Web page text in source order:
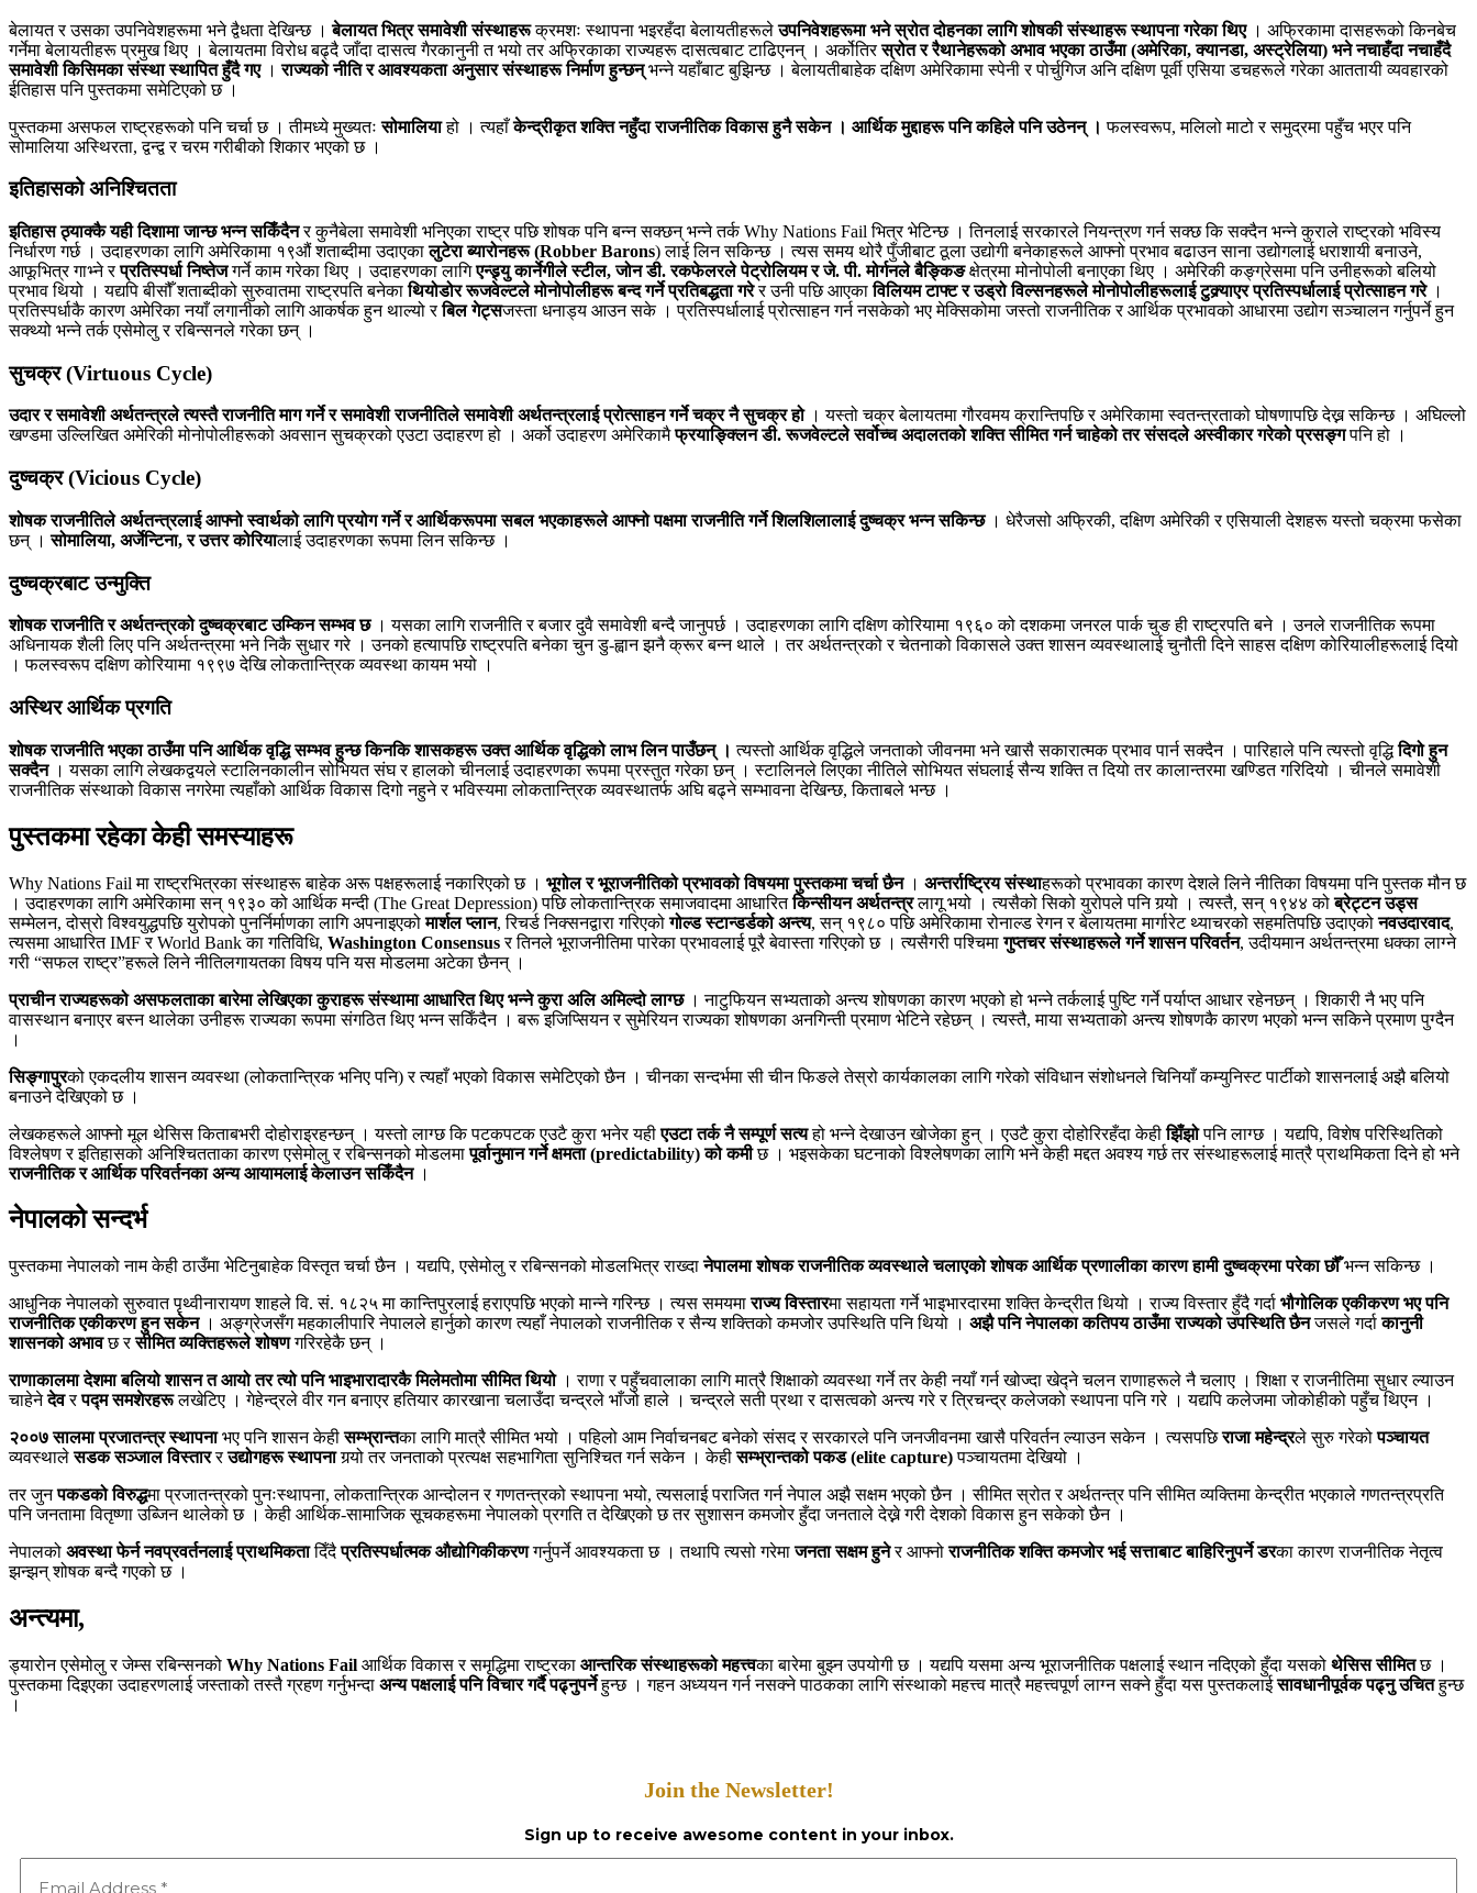
बेलायत र उसका उपनिवेशहरूमा भने द्वैधता देखिन्छ ।बेलायत भित्र समावेशी संस्थाहरूक्रमशः स्थापना भइरहँदा बेलायतीहरूलेउपनिवेशहरूमा भने स्रोत दोहनका लागि शोषकी संस्थाहरू स्थापना गरेका थिए। अफ्रिकामा दासहरूको किनबेच
गर्नेमा बेलायतीहरू प्रमुख थिए । बेलायतमा विरोध बढ्दै जाँदा दासत्व गैरकानुनी त भयो तर अफ्रिकाका राज्यहरू दासत्वबाट टाढिएनन् । अर्कोतिरस्रोत र रैथानेहरूको अभाव भएका ठाउँमा (अमेरिका, क्यानडा, अस्ट्रेलिया) भने नचाहँदा नचाहँदै
समावेशी किसिमका संस्था स्थापित हुँदै गए।राज्यको नीति र आवश्यकता अनुसार संस्थाहरू निर्माण हुन्छन्भन्ने यहाँबाट बुझिन्छ । बेलायतीबाहेक दक्षिण अमेरिकामा स्पेनी र पोर्चुगिज अनि दक्षिण पूर्वी एसिया डचहरूले गरेका आततायी व्यवहारको
ईतिहास पनि पुस्तकमा समेटिएको छ ।
पुस्तकमा असफल राष्ट्रहरूको पनि चर्चा छ । तीमध्ये मुख्यतःसोमालियाहो । त्यहाँकेन्द्रीकृत शक्ति नहुँदा राजनीतिक विकास हुनै सकेन । आर्थिक मुद्दाहरू पनि कहिले पनि उठेनन् । फलस्वरूप, मलिलो माटो र समुद्रमा पहुँच भएर पनि
सोमालिया अस्थिरता, द्वन्द्व र चरम गरीबीको शिकार भएको छ ।
इतिहासको अनिश्चितता
इतिहास ठ्याक्कै यही दिशामा जान्छ भन्न सकिँदैनर कुनैबेला समावेशी भनिएका राष्ट्र पछि शोषक पनि बन्न सक्छन् भन्ने तर्क Why Nations Fail भित्र भेटिन्छ । तिनलाई सरकारले नियन्त्रण गर्न सक्छ कि सक्दैन भन्ने कुराले राष्ट्रको भविस्य
निर्धारण गर्छ । उदाहरणका लागि अमेरिकामा १९औं शताब्दीमा उदाएकालुटेरा ब्यारोनहरू (Robber Barons) लाई लिन सकिन्छ । त्यस समय थोरै पुँजीबाट ठूला उद्योगी बनेकाहरूले आफ्नो प्रभाव बढाउन साना उद्योगलाई धराशायी बनाउने,
आफूभित्र गाभ्ने रप्रतिस्पर्धा निष्तेजगर्ने काम गरेका थिए । उदाहरणका लागिएन्ड्र्यु कार्नेगीले स्टील, जोन डी. रकफेलरले पेट्रोलियम र जे. पी. मोर्गनले बैङ्किङक्षेत्रमा मोनोपोली बनाएका थिए । अमेरिकी कङ्ग्रेसमा पनि उनीहरूको बलियो
प्रभाव थियो । यद्यपि बीसौँ शताब्दीको सुरुवातमा राष्ट्रपति बनेकाथियोडोर रूजवेल्टले मोनोपोलीहरू बन्द गर्ने प्रतिबद्धता गरेर उनी पछि आएकाविलियम टाफ्ट र उड्रो विल्सनहरूले मोनोपोलीहरूलाई टुक्र्याएर प्रतिस्पर्धालाई प्रोत्साहन गरे।
प्रतिस्पर्धाकै कारण अमेरिका नयाँ लगानीको लागि आकर्षक हुन थाल्यो रबिल गेट्सजस्ता धनाड्य आउन सके । प्रतिस्पर्धालाई प्रोत्साहन गर्न नसकेको भए मेक्सिकोमा जस्तो राजनीतिक र आर्थिक प्रभावको आधारमा उद्योग सञ्चालन गर्नुपर्ने हुन
सक्थ्यो भन्ने तर्क एसेमोलु र रबिन्सनले गरेका छन् ।
सुचक्र (Virtuous Cycle)
उदार र समावेशी अर्थतन्त्रले त्यस्तै राजनीति माग गर्ने र समावेशी राजनीतिले समावेशी अर्थतन्त्रलाई प्रोत्साहन गर्ने चक्र नै सुचक्र हो। यस्तो चक्र बेलायतमा गौरवमय क्रान्तिपछि र अमेरिकामा स्वतन्त्रताको घोषणापछि देख्न सकिन्छ । अघिल्लो
खण्डमा उल्लिखित अमेरिकी मोनोपोलीहरूको अवसान सुचक्रको एउटा उदाहरण हो । अर्को उदाहरण अमेरिकामैफ्रयाङ्क्लिन डी. रूजवेल्टले सर्वोच्च अदालतको शक्ति सीमित गर्न चाहेको तर संसदले अस्वीकार गरेको प्रसङ्गपनि हो ।
दुष्चक्र (Vicious Cycle)
शोषक राजनीतिले अर्थतन्त्रलाई आफ्नो स्वार्थको लागि प्रयोग गर्ने र आर्थिकरूपमा सबल भएकाहरूले आफ्नो पक्षमा राजनीति गर्ने शिलशिलालाई दुष्चक्र भन्न सकिन्छ। धेरैजसो अफ्रिकी, दक्षिण अमेरिकी र एसियाली देशहरू यस्तो चक्रमा फसेका
छन् ।सोमालिया, अर्जेन्टिना, र उत्तर कोरियालाई उदाहरणका रूपमा लिन सकिन्छ ।
दुष्चक्रबाट उन्मुक्ति
शोषक राजनीति र अर्थतन्त्रको दुष्चक्रबाट उम्किन सम्भव छ। यसका लागि राजनीति र बजार दुवै समावेशी बन्दै जानुपर्छ । उदाहरणका लागि दक्षिण कोरियामा १९६० को दशकमा जनरल पार्क चुङ ही राष्ट्रपति बने । उनले राजनीतिक रूपमा
अधिनायक शैली लिए पनि अर्थतन्त्रमा भने निकै सुधार गरे । उनको हत्यापछि राष्ट्रपति बनेका चुन डु-ह्वान झनै क्रूर बन्न थाले । तर अर्थतन्त्रको र चेतनाको विकासले उक्त शासन व्यवस्थालाई चुनौती दिने साहस दक्षिण कोरियालीहरूलाई दियो
। फलस्वरूप दक्षिण कोरियामा १९९७ देखि लोकतान्त्रिक व्यवस्था कायम भयो ।
अस्थिर आर्थिक प्रगति
शोषक राजनीति भएका ठाउँमा पनि आर्थिक वृद्धि सम्भव हुन्छ किनकि शासकहरू उक्त आर्थिक वृद्धिको लाभ लिन पाउँछन् । त्यस्तो आर्थिक वृद्धिले जनताको जीवनमा भने खासै सकारात्मक प्रभाव पार्न सक्दैन । पारिहाले पनि त्यस्तो वृद्धिदिगो हुन
सक्दैन। यसका लागि लेखकद्वयले स्टालिनकालीन सोभियत संघ र हालको चीनलाई उदाहरणका रूपमा प्रस्तुत गरेका छन् । स्टालिनले लिएका नीतिले सोभियत संघलाई सैन्य शक्ति त दियो तर कालान्तरमा खण्डित गरिदियो । चीनले समावेशी
राजनीतिक संस्थाको विकास नगरेमा त्यहाँको आर्थिक विकास दिगो नहुने र भविस्यमा लोकतान्त्रिक व्यवस्थातर्फ अघि बढ्ने सम्भावना देखिन्छ, किताबले भन्छ ।
पुस्तकमा रहेका केही समस्याहरू
Why Nations Fail मा राष्ट्रभित्रका संस्थाहरू बाहेक अरू पक्षहरूलाई नकारिएको छ । भूगोल र भूराजनीतिको प्रभावको विषयमा पुस्तकमा चर्चा छैन। अन्तर्राष्ट्रिय संस्थाहरूको प्रभावका कारण देशले लिने नीतिका विषयमा पनि पुस्तक मौन छ
। उदाहरणका लागि अमेरिकामा सन् १९३० को आर्थिक मन्दी (The Great Depression) पछि लोकतान्त्रिक समाजवादमा आधारितकिन्सीयन अर्थतन्त्रलागू भयो । त्यसैको सिको युरोपले पनि गर्‍यो । त्यस्तै, सन् १९४४ कोब्रेट्टन उड्स
सम्मेलन, दोस्रो विश्वयुद्धपछि युरोपको पुनर्निर्माणका लागि अपनाइएकोमार्शल प्लान, रिचर्ड निक्सनद्वारा गरिएकोगोल्ड स्टान्डर्डको अन्त्य, सन् १९८० पछि अमेरिकामा रोनाल्ड रेगन र बेलायतमा मार्गारेट थ्याचरको सहमतिपछि उदाएकोनवउदारवाद,
त्यसमा आधारित IMF र World Bank का गतिविधि, Washington Consensusर तिनले भूराजनीतिमा पारेका प्रभावलाई पूरै बेवास्ता गरिएको छ । त्यसैगरी पश्चिमागुप्तचर संस्थाहरूले गर्ने शासन परिवर्तन, उदीयमान अर्थतन्त्रमा धक्का लाग्ने
गरी “सफल राष्ट्र”हरूले लिने नीतिलगायतका विषय पनि यस मोडलमा अटेका छैनन् ।
प्राचीन राज्यहरूको असफलताका बारेमा लेखिएका कुराहरू संस्थामा आधारित थिए भन्ने कुरा अलि अमिल्दो लाग्छ। नाटुफियन सभ्यताको अन्त्य शोषणका कारण भएको हो भन्ने तर्कलाई पुष्टि गर्ने पर्याप्त आधार रहेनछन् । शिकारी नै भए पनि
वासस्थान बनाएर बस्न थालेका उनीहरू राज्यका रूपमा संगठित थिए भन्न सकिँदैन । बरू इजिप्सियन र सुमेरियन राज्यका शोषणका अनगिन्ती प्रमाण भेटिने रहेछन् । त्यस्तै, माया सभ्यताको अन्त्य शोषणकै कारण भएको भन्न सकिने प्रमाण पुग्दैन
।
सिङ्गापुरको एकदलीय शासन व्यवस्था (लोकतान्त्रिक भनिए पनि) र त्यहाँ भएको विकास समेटिएको छैन । चीनका सन्दर्भमा सी चीन फिङले तेस्रो कार्यकालका लागि गरेको संविधान संशोधनले चिनियाँ कम्युनिस्ट पार्टीको शासनलाई अझै बलियो
बनाउने देखिएको छ ।
लेखकहरूले आफ्नो मूल थेसिस किताबभरी दोहोराइरहन्छन् । यस्तो लाग्छ कि पटकपटक एउटै कुरा भनेर यहीएउटा तर्क नै सम्पूर्ण सत्यहो भन्ने देखाउन खोजेका हुन् । एउटै कुरा दोहोरिरहँदा केहीझिँझोपनि लाग्छ । यद्यपि, विशेष परिस्थितिको
विश्लेषण र इतिहासको अनिश्चितताका कारण एसेमोलु र रबिन्सनको मोडलमापूर्वानुमान गर्ने क्षमता (predictability) को कमीछ । भइसकेका घटनाको विश्लेषणका लागि भने केही मद्दत अवश्य गर्छ तर संस्थाहरूलाई मात्रै प्राथमिकता दिने हो भने
राजनीतिक र आर्थिक परिवर्तनका अन्य आयामलाई केलाउन सकिँदैन।
नेपालको सन्दर्भ
पुस्तकमा नेपालको नाम केही ठाउँमा भेटिनुबाहेक विस्तृत चर्चा छैन । यद्यपि, एसेमोलु र रबिन्सनको मोडलभित्र राख्दानेपालमा शोषक राजनीतिक व्यवस्थाले चलाएको शोषक आर्थिक प्रणालीका कारण हामी दुष्चक्रमा परेका छौँभन्न सकिन्छ ।
आधुनिक नेपालको सुरुवात पृथ्वीनारायण शाहले वि. सं. १८२५ मा कान्तिपुरलाई हराएपछि भएको मान्ने गरिन्छ । त्यस समयमाराज्य विस्तारमा सहायता गर्ने भाइभारदारमा शक्ति केन्द्रीत थियो । राज्य विस्तार हुँदै गर्दा भौगोलिक एकीकरण भए पनि
राजनीतिक एकीकरण हुन सकेन। अङ्ग्रेजसँग महकालीपारि नेपालले हार्नुको कारण त्यहाँ नेपालको राजनीतिक र सैन्य शक्तिको कमजोर उपस्थिति पनि थियो । अझै पनि नेपालका कतिपय ठाउँमा राज्यको उपस्थिति छैनजसले गर्दाकानुनी
शासनको अभावछ रसीमित व्यक्तिहरूले शोषणगरिरहेकै छन् ।
राणाकालमा देशमा बलियो शासन त आयो तर त्यो पनि भाइभारादारकै मिलेमतोमा सीमित थियो। राणा र पहुँचवालाका लागि मात्रै शिक्षाको व्यवस्था गर्ने तर केही नयाँ गर्न खोज्दा खेद्ने चलन राणाहरूले नै चलाए । शिक्षा र राजनीतिमा सुधार ल्याउन
चाहेनेदेवरपद्म समशेरहरूलखेटिए । गेहेन्द्रले वीर गन बनाएर हतियार कारखाना चलाउँदा चन्द्रले भाँजो हाले । चन्द्रले सती प्रथा र दासत्वको अन्त्य गरे र त्रिचन्द्र कलेजको स्थापना पनि गरे । यद्यपि कलेजमा जोकोहीको पहुँच थिएन ।
२००७ सालमा प्रजातन्त्र स्थापनाभए पनि शासन केहीसम्भ्रान्तका लागि मात्रै सीमित भयो । पहिलो आम निर्वाचनबट बनेको संसद र सरकारले पनि जनजीवनमा खासै परिवर्तन ल्याउन सकेन । त्यसपछिराजा महेन्द्रले सुरु गरेकोपञ्चायत
व्यवस्थालेसडक सञ्जाल विस्ताररउद्योगहरू स्थापनागर्‍यो तर जनताको प्रत्यक्ष सहभागिता सुनिश्चित गर्न सकेन । केहीसम्भ्रान्तको पकड (elite capture)पञ्चायतमा देखियो ।
तर जुनपकडको विरुद्धमा प्रजातन्त्रको पुनःस्थापना, लोकतान्त्रिक आन्दोलन र गणतन्त्रको स्थापना भयो, त्यसलाई पराजित गर्न नेपाल अझै सक्षम भएको छैन । सीमित स्रोत र अर्थतन्त्र पनि सीमित व्यक्तिमा केन्द्रीत भएकाले गणतन्त्रप्रति
पनि जनतामा वितृष्णा उब्जिन थालेको छ । केही आर्थिक-सामाजिक सूचकहरूमा नेपालको प्रगति त देखिएको छ तर सुशासन कमजोर हुँदा जनताले देख्ने गरी देशको विकास हुन सकेको छैन ।
नेपालको अवस्था फेर्न नवप्रवर्तनलाई प्राथमिकतादिँदैप्रतिस्पर्धात्मक औद्योगिकीकरणगर्नुपर्ने आवश्यकता छ । तथापि त्यसो गरेमाजनता सक्षम हुनेर आफ्नोराजनीतिक शक्ति कमजोर भई सत्ताबाट बाहिरिनुपर्ने डरका कारण राजनीतिक नेतृत्व
झन्झन् शोषक बन्दै गएको छ ।
अन्त्यमा,
ड्यारोन एसेमोलु र जेम्स रबिन्सनको Why Nations Fail आर्थिक विकास र समृद्धिमा राष्ट्रका आन्तरिक संस्थाहरूको महत्त्वका बारेमा बुझ्न उपयोगी छ । यद्यपि यसमा अन्य भूराजनीतिक पक्षलाई स्थान नदिएको हुँदा यसको थेसिस सीमितछ ।
पुस्तकमा दिइएका उदाहरणलाई जस्ताको तस्तै ग्रहण गर्नुभन्दा अन्य पक्षलाई पनि विचार गर्दै पढ्नुपर्नेहुन्छ । गहन अध्ययन गर्न नसक्ने पाठकका लागि संस्थाको महत्त्व मात्रै महत्त्वपूर्ण लाग्न सक्ने हुँदा यस पुस्तकलाईसावधानीपूर्वक पढ्नु उचितहुन्छ
।
Join the Newsletter!
Sign up to receive awesome content in your inbox.